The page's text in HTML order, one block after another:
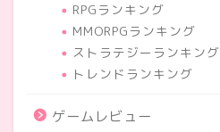
RPGランキング
MMORPGランキング
ストラテジーランキング
トレンドランキング
ゲームレビュー